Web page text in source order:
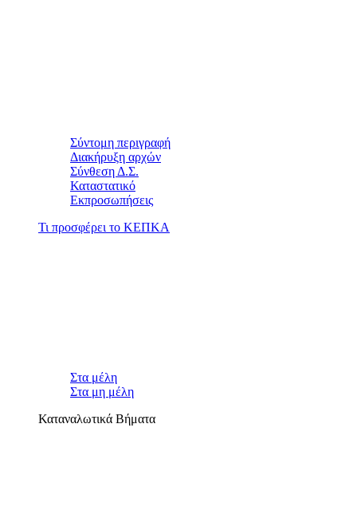
Σύντομη περιγραφή
Διακήρυξη αρχών
Σύνθεση Δ.Σ.
Καταστατικό
Εκπροσωπήσεις
Τι προσφέρει το ΚΕΠΚΑ
Στα μέλη
Στα μη μέλη
Καταναλωτικά Βήματα